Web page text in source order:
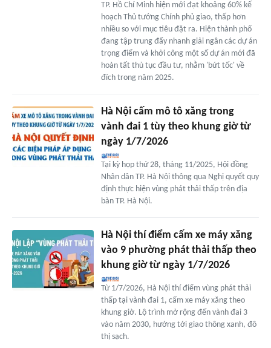
TP. Hồ Chí Minh hiện mới đạt khoảng 60% kế
hoạch Thủ tướng Chính phủ giao, thấp hơn
nhiều so với mục tiêu đặt ra. Hiện thành phố
đang tập trung đẩy nhanh giải ngân các dự án
trọng điểm và khởi công một số dự án mới đã
hoàn tất thủ tục đầu tư, nhằm 'bứt tốc' về
đích trong năm 2025.
Hà Nội cấm mô tô xăng trong
vành đai 1 tùy theo khung giờ từ
ngày 1/7/2026
Tại kỳ họp thứ 28, tháng 11/2025, Hội đồng
Nhân dân TP. Hà Nội thông qua Nghị quyết quy
định thực hiện vùng phát thải thấp trên địa
bàn TP. Hà Nội.
Hà Nội thí điểm cấm xe máy xăng
vào 9 phường phát thải thấp theo
khung giờ từ ngày 1/7/2026
Từ 1/7/2026, Hà Nội thí điểm vùng phát thải
thấp tại vành đai 1, cấm xe máy xăng theo
khung giờ. Lộ trình mở rộng đến vành đai 3
vào năm 2030, hướng tới giao thông xanh, đô
thị sạch.